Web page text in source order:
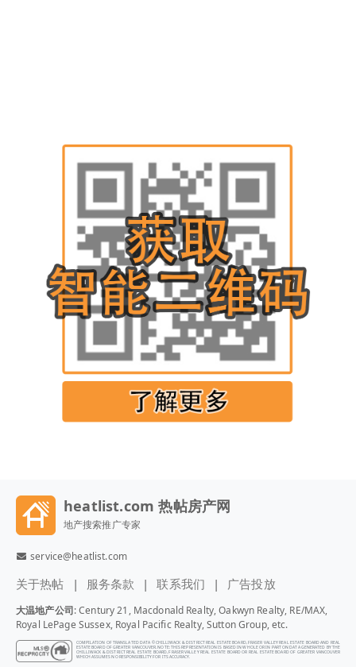
heatlist.com 热帖房产网
地产搜索推广专家
service@heatlist.com
关于热帖 服务条款 联系我们 广告投放
大温地产公司: Century 21, Macdonald Realty, Oakwyn Realty, RE/MAX,
Royal LePage Sussex, Royal Pacific Realty, Sutton Group, etc.
COMPILATION OF TRANSLATED DATA © CHILLIWACK & DISTRICT REAL ESTATE BOARD, FRASER VALLEY REAL ESTATE BOARD AND REAL
ESTATE BOARD OF GREATER VANCOUVER. NOTE: THIS REPRESENTATION IS BASED IN WHOLE OR IN PART ON DATA GENERATED BY THE
CHILLIWACK & DISTRICT REAL ESTATE BOARD, FRASER VALLEY REAL ESTATE BOARD OR REAL ESTATE BOARD OF GREATER VANCOUVER
WHICH ASSUMES NO RESPONSIBILITY FOR ITS ACCURACY.